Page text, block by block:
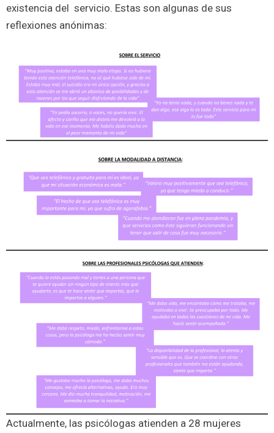
existencia del servicio. Estas son algunas de sus
reflexiones anónimas:
Actualmente, las psicólogas atienden a 28 mujeres